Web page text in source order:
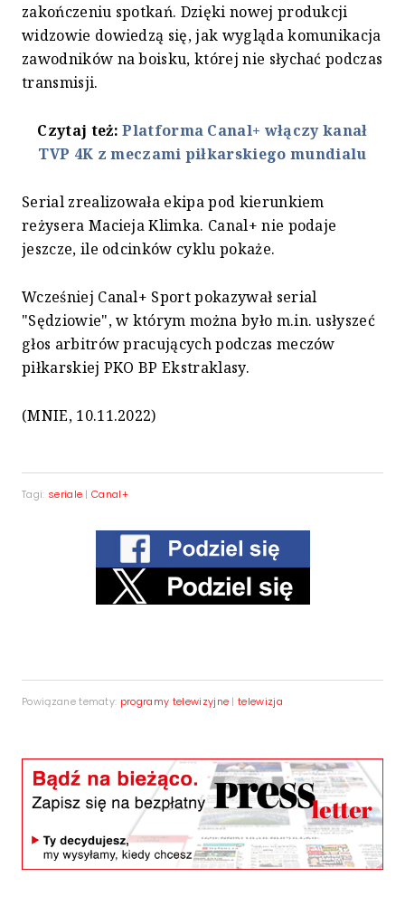
zakończeniu spotkań. Dzięki nowej produkcji
widzowie dowiedzą się, jak wygląda komunikacja
zawodników na boisku, której nie słychać podczas
transmisji.
Czytaj też:Platforma Canal+ włączy kanał
TVP 4K z meczami piłkarskiego mundialu
Serial zrealizowała ekipa pod kierunkiem
reżysera Macieja Klimka. Canal+ nie podaje
jeszcze, ile odcinków cyklu pokaże.
Wcześniej Canal+ Sport pokazywał serial
"Sędziowie", w którym można było m.in. usłyszeć
głos arbitrów pracujących podczas meczów
piłkarskiej PKO BP Ekstraklasy.
(MNIE, 10.11.2022)
Tagi: seriale |Canal+
Powiązane tematy: programy telewizyjne |telewizja